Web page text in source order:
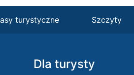
turystyczne Szczyty
Dla turysty